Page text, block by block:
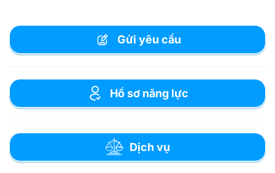
Gửi yêu cầu
Hồ sơ năng lực
Dịch vụ